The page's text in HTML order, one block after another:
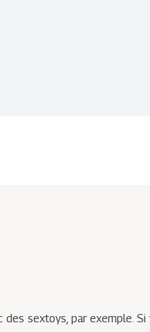
sextoys, par exemple.